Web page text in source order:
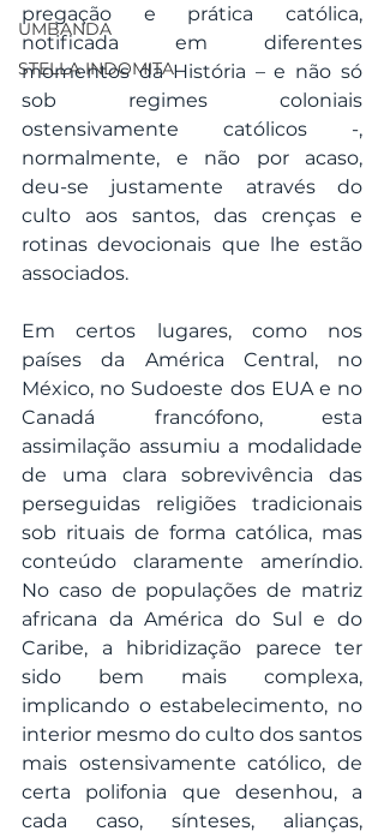
UMBANDA
STELLA INDOMITA
pregação e prática católica,
notificada em diferentes
momentos da História – e não só
sob regimes coloniais
ostensivamente católicos -,
normalmente, e não por acaso,
deu-se justamente através do
culto aos santos, das crenças e
rotinas devocionais que lhe estão
associados.
Em certos lugares, como nos
países da América Central, no
México, no Sudoeste dos EUA e no
Canadá francófono, esta
assimilação assumiu a modalidade
de uma clara sobrevivência das
perseguidas religiões tradicionais
sob rituais de forma católica, mas
conteúdo claramente ameríndio.
No caso de populações de matriz
africana da América do Sul e do
Caribe, a hibridização parece ter
sido bem mais complexa,
implicando o estabelecimento, no
interior mesmo do culto dos santos
mais ostensivamente católico, de
certa polifonia que desenhou, a
cada caso, sínteses, alianças,